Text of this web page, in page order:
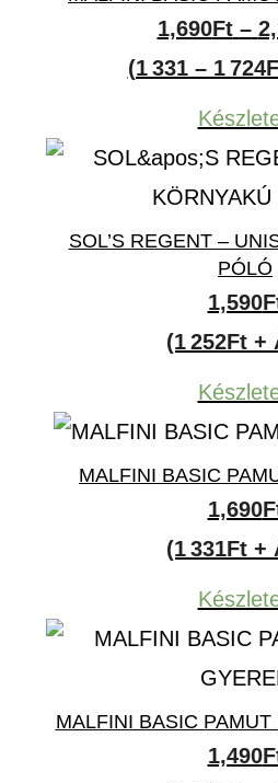
1,690Ft –
(1 331 – 1
SOL’S REGENT –
PÓLÓ
1,590
(1 252Ft +
MALFINI BASIC
1,690
(1 331Ft +
MALFINI BASIC
1,490